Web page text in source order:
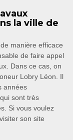
la ville de
manière efficace
de faire appel
Dans ce cas, on
Lobry Léon. Il
années
sont très
Si vous voulez
son site